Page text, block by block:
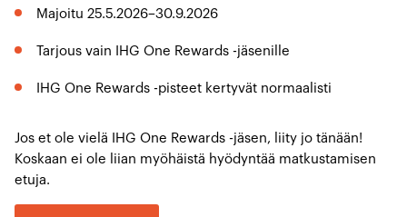
Majoitu 25.5.2026–30.9.2026
Tarjous vain IHG One Rewards -jäsenille
IHG One Rewards -pisteet kertyvät normaalisti
Jos et ole vielä IHG One Rewards -jäsen, liity jo tänään!
Koskaan ei ole liian myöhäistä hyödyntää matkustamisen
etuja.